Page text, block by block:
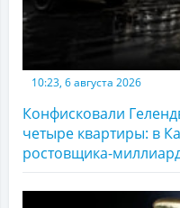
10:23, 6 августа 2026
Конфисковали
четыре квартиры: в
ростовщика-